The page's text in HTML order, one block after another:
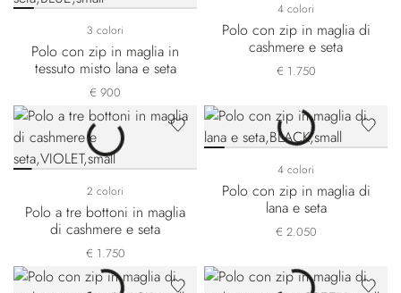
3 colori
Polo con zip in maglia in
tessuto misto lana e seta
€ 900
4 colori
Polo con zip in maglia di
cashmere e seta
€ 1.750
2 colori
Polo a tre bottoni in maglia
di cashmere e seta
€ 1.750
4 colori
Polo con zip in maglia di
lana e seta
€ 2.050